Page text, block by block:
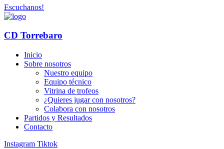
Escuchanos!
CD Torrebaro
Inicio
Sobre nosotros
Nuestro equipo
Equipo técnico
Vitrina de trofeos
¿Quieres jugar con nosotros?
Colabora con nosotros
Partidos y Resultados
Contacto
Instagram Tiktok